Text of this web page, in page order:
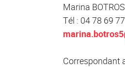
Marina BOTROS
Tél : 04 78 69
Correspondant